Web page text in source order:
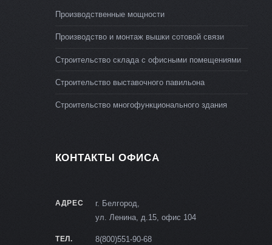
Производственные мощности
Производство и монтаж вышки сотовой связи
Строительство склада с офисными помещениями
Строительство выставочного павильона
Строительство многофункционального здания
КОНТАКТЫ ОФИСА
АДРЕС
г. Белгород,
ул. Ленина, д.15, офис 104
ТЕЛ. 8(800)551-90-68